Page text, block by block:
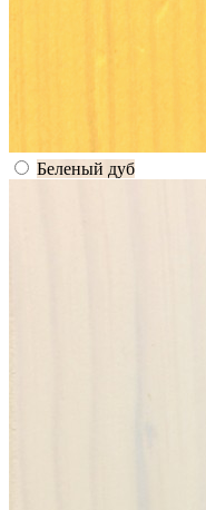
Беленый дуб